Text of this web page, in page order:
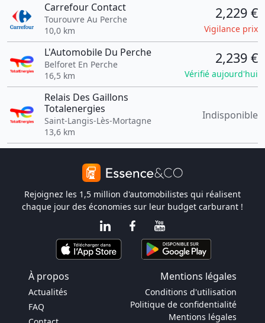
Carrefour Contact
Tourouvre Au Perche
10,0 km
2,229 €
Vigilance prix
L'Automobile Du Perche
Belforet En Perche
16,5 km
2,239 €
Vérifié aujourd'hui
Relais Des Gaillons
Totalenergies
Saint-Langis-Lès-Mortagne
13,6 km
Indisponible
Rejoignez les 1,5 million d'automobilistes qui réalisent
chaque jour des économies sur leur budget carburant !
À propos Mentions légales
Actualités
FAQ
Conditions d'utilisation
Politique de confidentialité
Mentions légales